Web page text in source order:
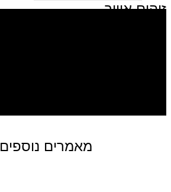
זיהום אוויר
מאמרים נוספים